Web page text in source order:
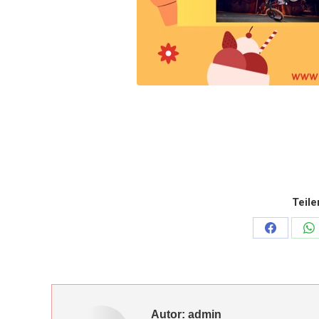
Share
Autor: admin